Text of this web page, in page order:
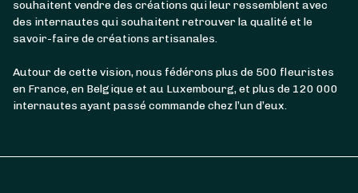
souhaitent vendre des créations qui leur ressemblent avec
des internautes qui souhaitent retrouver la qualité et le
savoir-faire de créations artisanales.
Autour de cette vision, nous fédérons plus de 500 fleuristes
en France, en Belgique et au Luxembourg, et plus de 120 000
internautes ayant passé commande chez l’un d’eux.